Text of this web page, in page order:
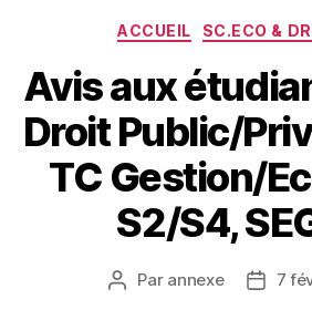
ACCUEIL SC.ECO &
Avis aux
Droit Public/
TC Gestion/
S2/S4,
Auteur
Par annexe
Date
7